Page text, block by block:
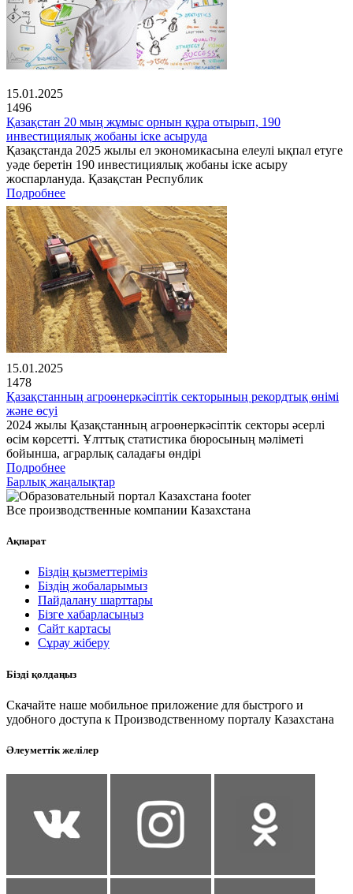
15.01.2025
1496
Қазақстан 20 мың жұмыс орнын құра отырып, 190
инвестициялық жобаны іске асыруда
Қазақстанда 2025 жылы ел экономикасына елеулі ықпал етуге
уәде беретін 190 инвестициялық жобаны іске асыру
жоспарлануда. Қазақстан Республик
Подробнее
15.01.2025
1478
Қазақстанның агроөнеркәсіптік секторының рекордтық өнімі
және өсуі
2024 жылы Қазақстанның агроөнеркәсіптік секторы әсерлі
өсім көрсетті. Ұлттық статистика бюросының мәліметі
бойынша, аграрлық саладағы өндірі
Подробнее
Барлық жаңалықтар
Все производственные компании Казахстана
Ақпарат
Біздің қызметтеріміз
Біздің жобаларымыз
Пайдалану шарттары
Бізге хабарласыңыз
Сайт картасы
Сұрау жіберу
Бізді қолдаңыз
Скачайте наше мобильное приложение для быстрого и
удобного доступа к Производственному порталу Казахстана
Әлеуметтік желілер